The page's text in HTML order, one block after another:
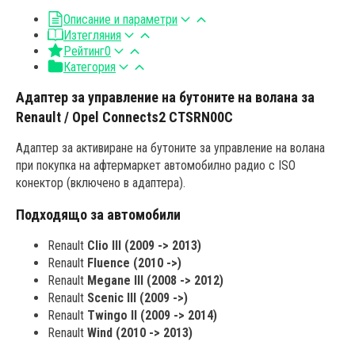
Описание и параметри
Изтегляния
Рейтинг0
Категория
Адаптер за управление на бутоните на волана за
Renault / Opel Connects2 CTSRN00C
Адаптер за активиране на бутоните за управление на волана
при покупка на афтермаркет автомобилно радио с ISO
конектор (включено в адаптера).
Подходящо за автомобили
Renault Clio III (2009 -> 2013)
Renault Fluence (2010 ->)
Renault Megane III (2008 -> 2012)
Renault Scenic III (2009 ->)
Renault Twingo II (2009 -> 2014)
Renault Wind (2010 -> 2013)